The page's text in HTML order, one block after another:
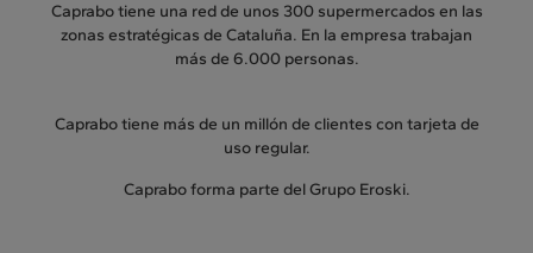
Caprabo tiene una red de unos 300 supermercados en las
zonas estratégicas de Cataluña. En la empresa trabajan
más de 6.000 personas.
Caprabo tiene más de un millón de clientes con tarjeta de
uso regular.
Caprabo forma parte del Grupo Eroski.